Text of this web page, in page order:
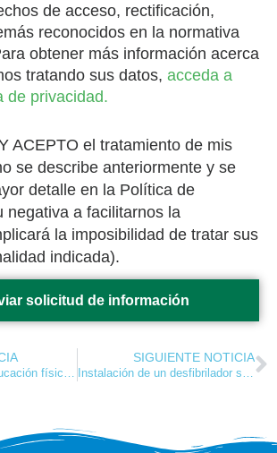
de acceso, rectificación,
reconocidos en la normativa
obtener más información acerca
tratando sus datos, acceda a
de privacidad.
ACEPTO el tratamiento de mis
se describe anteriormente y se
detalle en la Política de
negativa a facilitarnos la
la imposibilidad de tratar sus
indicada).
solicitud de información
“La revistilla” de educación física y deportes – Marzo 2023
SIGUIENTE NOTICIA
Instalación de un desfibrilador semiautomático: salvando vidas y promoviendo un ambiente seguro y saludable